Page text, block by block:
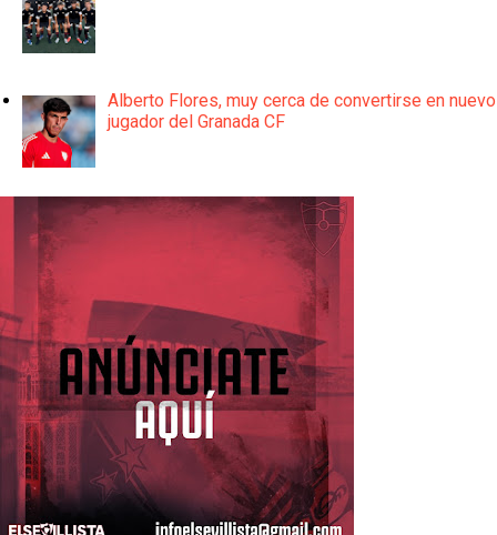
Alberto Flores, muy cerca de convertirse en nuevo
jugador del Granada CF